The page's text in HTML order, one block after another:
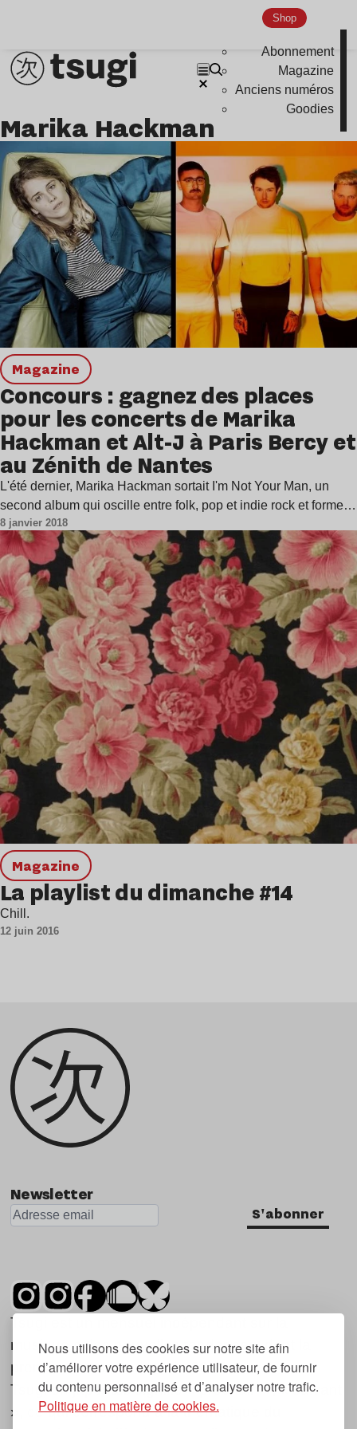
Nous utilisons des cookies sur notre site afin
d’améliorer votre expérience utilisateur, de fournir
du contenu personnalisé et d’analyser notre trafic.
Politique en matière de cookies.
Shop
Abonnement
Magazine
Anciens numéros
Goodies
Marika Hackman
magazine
Concours : gagnez des places
pour les concerts de Marika
Hackman et Alt-J à Paris Bercy et
au Zénith de Nantes
L'été dernier, Marika Hackman sortait I'm Not Your Man, un
second album qui oscille entre folk, pop et indie rock et forme…
8 janvier 2018
magazine
La playlist du dimanche #14
Chill.
12 juin 2016
Newsletter
S'abonner
Tsugi est un mensuel indépendant sur la
musique et les nouvelles tendances, dont la
première parution date de 2007.
Tsugi en japonais signifie « prochain », « suivant
», ce qui correspond à la thématique du